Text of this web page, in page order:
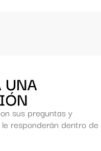
UNA
sus preguntas y
responderán dentro de